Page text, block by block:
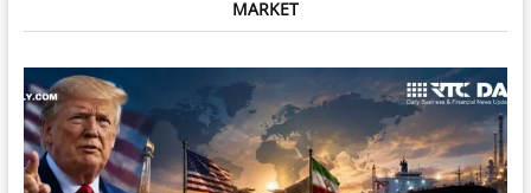
नए
स्तर
पर;
PayPay
हिस्सेदारी
की
बिक्री
MARKET